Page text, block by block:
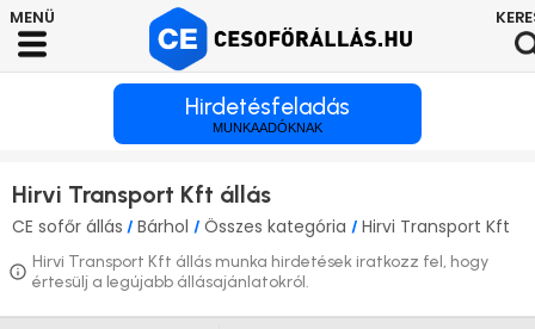
Hirdetésfeladás
MUNKAADÓKNAK
Hirvi Transport Kft állás
CE sofőr állás / Bárhol / Összes kategória / Hirvi Transport Kft
Hirvi Transport Kft állás munka hirdetések iratkozz fel, hogy
értesülj a legújabb állásajánlatokról.